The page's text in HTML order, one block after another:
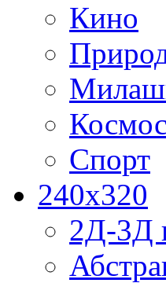
Кино
Космос
Спорт
240x320
2Д-3Д